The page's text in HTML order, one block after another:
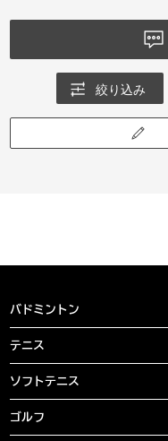
絞り込み
バドミントン
テニス
ソフトテニス
ゴルフ